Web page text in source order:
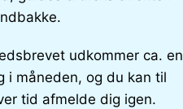
udkommer ca. en
i måneden, og du kan til
tid afmelde dig igen.